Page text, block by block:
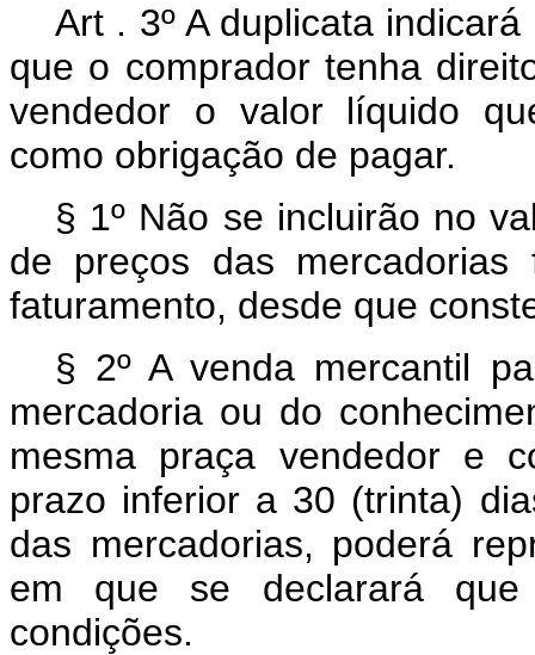
Art . 3º A duplicata
que o comprador tenha
vendedor o valor líquido
como obrigação de pagar.
§ 1º Não se incluirão no
de preços das
faturamento, desde que
§ 2º A venda mercantil
mercadoria ou do
mesma praça vendedor e
prazo inferior a 30 (trinta)
das mercadorias, poderá
em que se declarará
condições.